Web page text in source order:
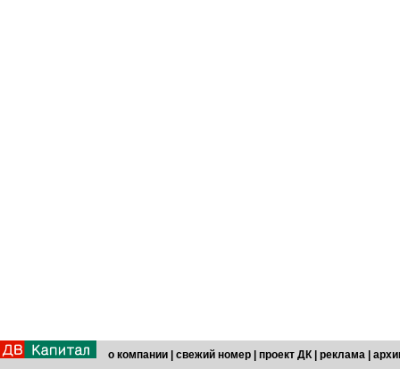
о компании свежий номер проект ДК реклама